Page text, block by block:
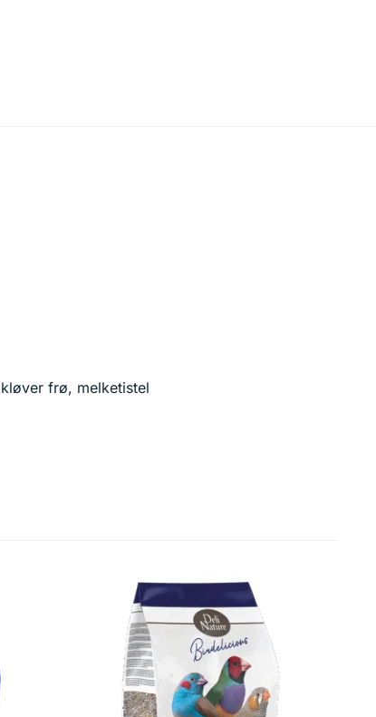
frø, melketistel